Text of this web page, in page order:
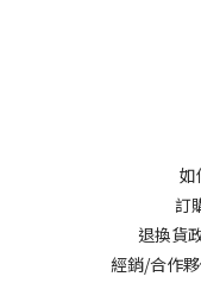
訂
退換貨
經銷/合作